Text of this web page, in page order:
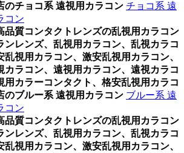
のチョコ系 遠視用カラコン チョコ系 遠
コン
品質コンタクトレンズの乱視用カラコン
ンレンズ、乱視用カラコン、乱視カラコ
乱視用カラコン、激安乱視用カラコン、
カラコン、遠視用カラコン、遠視カラコ
用カラーコンタクト、格安乱視用カラコ
のブルー系 遠視用カラコン ブルー系 遠
コン
品質コンタクトレンズの乱視用カラコン
ンレンズ、乱視用カラコン、乱視カラコ
乱視用カラコン、激安乱視用カラコン、